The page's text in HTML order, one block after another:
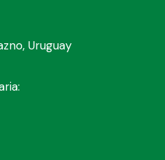
Uruguay